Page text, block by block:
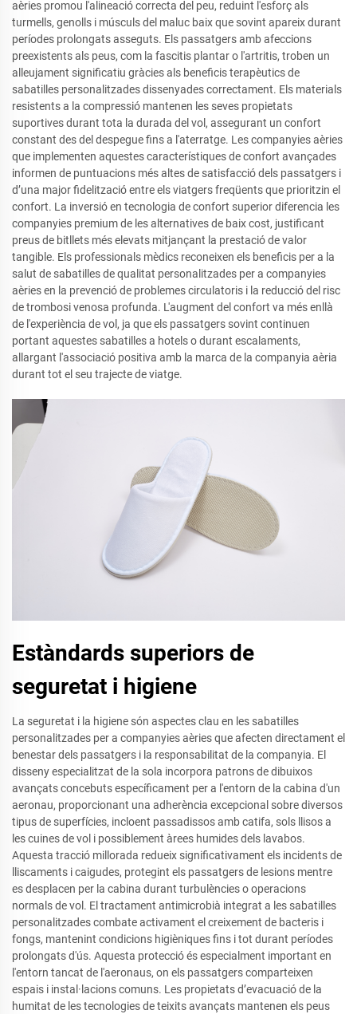
aèries promou l'alineació correcta del peu, reduint l'esforç als
turmells, genolls i músculs del maluc baix que sovint apareix durant
períodes prolongats asseguts. Els passatgers amb afeccions
preexistents als peus, com la fascitis plantar o l'artritis, troben un
alleujament significatiu gràcies als beneficis terapèutics de
sabatilles personalitzades dissenyades correctament. Els materials
resistents a la compressió mantenen les seves propietats
suportives durant tota la durada del vol, assegurant un confort
constant des del despegue fins a l'aterratge. Les companyies aèries
que implementen aquestes característiques de confort avançades
informen de puntuacions més altes de satisfacció dels passatgers i
d’una major fidelització entre els viatgers freqüents que prioritzin el
confort. La inversió en tecnologia de confort superior diferencia les
companyies premium de les alternatives de baix cost, justificant
preus de bitllets més elevats mitjançant la prestació de valor
tangible. Els professionals mèdics reconeixen els beneficis per a la
salut de sabatilles de qualitat personalitzades per a companyies
aèries en la prevenció de problemes circulatoris i la reducció del risc
de trombosi venosa profunda. L'augment del confort va més enllà
de l'experiència de vol, ja que els passatgers sovint continuen
portant aquestes sabatilles a hotels o durant escalaments,
allargant l'associació positiva amb la marca de la companyia aèria
durant tot el seu trajecte de viatge.
Estàndards superiors de
seguretat i higiene
La seguretat i la higiene són aspectes clau en les sabatilles
personalitzades per a companyies aèries que afecten directament el
benestar dels passatgers i la responsabilitat de la companyia. El
disseny especialitzat de la sola incorpora patrons de dibuixos
avançats concebuts específicament per a l'entorn de la cabina d'un
aeronau, proporcionant una adherència excepcional sobre diversos
tipus de superfícies, incloent passadissos amb catifa, sols llisos a
les cuines de vol i possiblement àrees humides dels lavabos.
Aquesta tracció millorada redueix significativament els incidents de
lliscaments i caigudes, protegint els passatgers de lesions mentre
es desplacen per la cabina durant turbulències o operacions
normals de vol. El tractament antimicrobià integrat a les sabatilles
personalitzades combate activament el creixement de bacteris i
fongs, mantenint condicions higièniques fins i tot durant períodes
prolongats d'ús. Aquesta protecció és especialment important en
l'entorn tancat de l'aeronaus, on els passatgers comparteixen
espais i instal·lacions comuns. Les propietats d’evacuació de la
humitat de les tecnologies de teixits avançats mantenen els peus